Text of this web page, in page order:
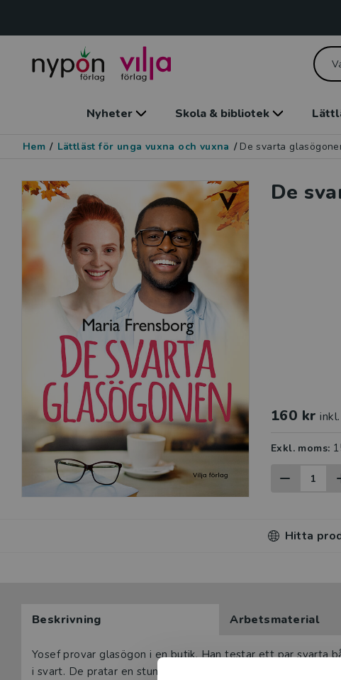
Nyheter Skola & bibliotek
Hem / Lättläst för unga vuxna och vuxna / De svarta
De
160 kr
Exkl. moms:
Hitta
Beskrivning Arbetsmaterial
Yosef provar glasögon i en butik. Han testar ett par svarta
i svart. De pratar en stund. Yosef tycker att hon är söt.